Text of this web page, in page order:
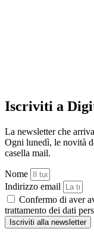
Iscriviti a
La newsletter che
Ogni lunedì, le novità
casella mail.
Nome
Indirizzo email
Confermo di aver
trattamento dei dati
Iscriviti alla newsletter